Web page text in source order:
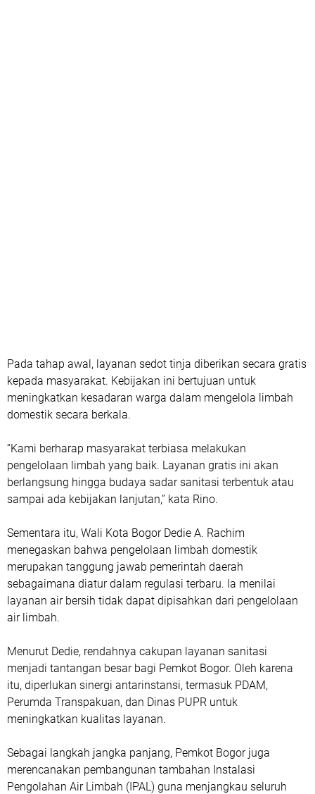
Pada tahap awal, layanan sedot tinja diberikan secara gratis
kepada masyarakat. Kebijakan ini bertujuan untuk
meningkatkan kesadaran warga dalam mengelola limbah
domestik secara berkala.
“Kami berharap masyarakat terbiasa melakukan
pengelolaan limbah yang baik. Layanan gratis ini akan
berlangsung hingga budaya sadar sanitasi terbentuk atau
sampai ada kebijakan lanjutan,” kata Rino.
Sementara itu, Wali Kota Bogor Dedie A. Rachim
menegaskan bahwa pengelolaan limbah domestik
merupakan tanggung jawab pemerintah daerah
sebagaimana diatur dalam regulasi terbaru. Ia menilai
layanan air bersih tidak dapat dipisahkan dari pengelolaan
air limbah.
Menurut Dedie, rendahnya cakupan layanan sanitasi
menjadi tantangan besar bagi Pemkot Bogor. Oleh karena
itu, diperlukan sinergi antarinstansi, termasuk PDAM,
Perumda Transpakuan, dan Dinas PUPR untuk
meningkatkan kualitas layanan.
Sebagai langkah jangka panjang, Pemkot Bogor juga
merencanakan pembangunan tambahan Instalasi
Pengolahan Air Limbah (IPAL) guna menjangkau seluruh